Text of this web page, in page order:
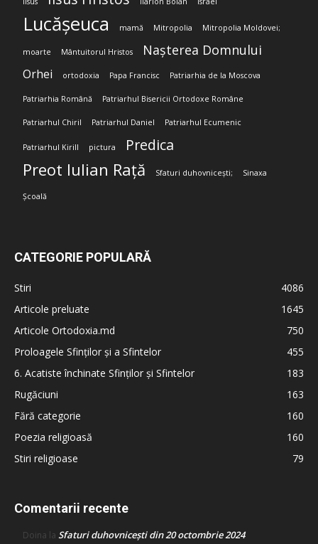
Lucășeuca mamă Mitropolia Mitropolia Moldovei;
moarte Mântuitorul Hristos Nașterea Domnului
Orhei ortodoxia Papa Francisc Patriarhia de la Moscova
Patriarhia Română Patriarhul Bisericii Ortodoxe Române
Patriarhul Chiril Patriarhul Daniel Patriarhul Ecumenic
Patriarhul Kirill pictura Predica
Preot Iulian Rață Sfaturi duhovnicești; Sinaxa
Școală
CATEGORIE POPULARĂ
Stiri
4086
Articole preluate
1645
Articole Ortodoxia.md
750
Proloagele Sfinților și a Sfintelor
455
6. Acatiste închinate Sfinților și Sfintelor
183
Rugăciuni
163
Fără categorie
160
Poezia religioasă
160
Stiri religioase
79
Comentarii recente
Doina la Sfaturi duhovnicești din 20 octombrie 2024